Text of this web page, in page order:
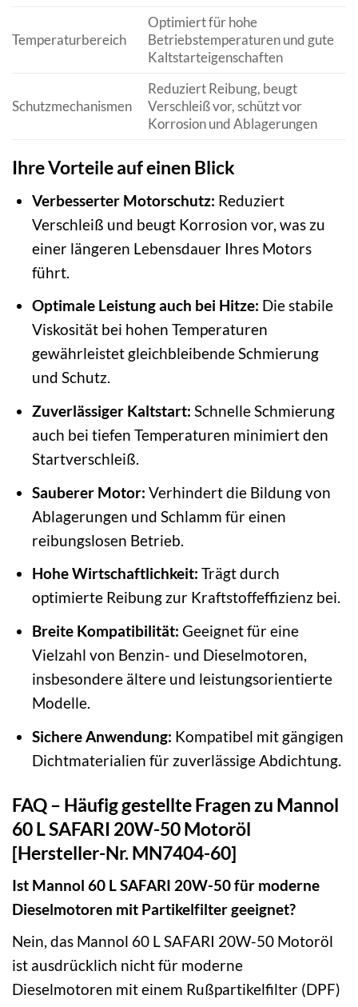
Temperaturbereich
Optimiert für hohe
Betriebstemperaturen und gute
Kaltstarteigenschaften
Schutzmechanismen
Reduziert Reibung, beugt
Verschleiß vor, schützt vor
Korrosion und Ablagerungen
Ihre Vorteile auf einen Blick
Verbesserter Motorschutz: Reduziert
Verschleiß und beugt Korrosion vor, was zu
einer längeren Lebensdauer Ihres Motors
führt.
Optimale Leistung auch bei Hitze: Die stabile
Viskosität bei hohen Temperaturen
gewährleistet gleichbleibende Schmierung
und Schutz.
Zuverlässiger Kaltstart: Schnelle Schmierung
auch bei tiefen Temperaturen minimiert den
Startverschleiß.
Sauberer Motor: Verhindert die Bildung von
Ablagerungen und Schlamm für einen
reibungslosen Betrieb.
Hohe Wirtschaftlichkeit: Trägt durch
optimierte Reibung zur Kraftstoffeffizienz bei.
Breite Kompatibilität: Geeignet für eine
Vielzahl von Benzin- und Dieselmotoren,
insbesondere ältere und leistungsorientierte
Modelle.
Sichere Anwendung: Kompatibel mit gängigen
Dichtmaterialien für zuverlässige Abdichtung.
FAQ – Häufig gestellte Fragen zu Mannol
60 L SAFARI 20W-50 Motoröl
[Hersteller-Nr. MN7404-60]
Ist Mannol 60 L SAFARI 20W-50 für moderne
Dieselmotoren mit Partikelfilter geeignet?
Nein, das Mannol 60 L SAFARI 20W-50 Motoröl
ist ausdrücklich nicht für moderne
Dieselmotoren mit einem Rußpartikelfilter (DPF)